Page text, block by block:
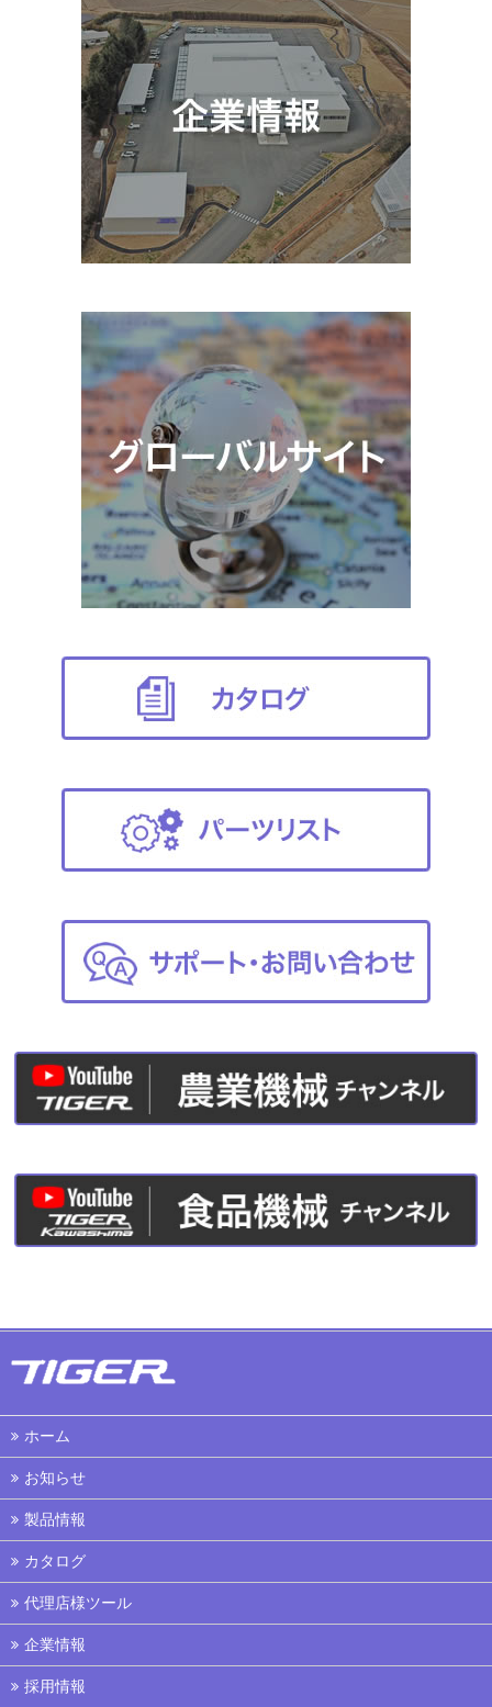
ホーム
お知らせ
製品情報
カタログ
代理店様ツール
企業情報
採用情報